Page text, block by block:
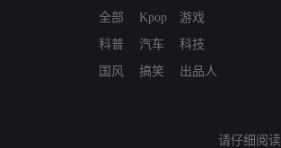
全部
科普
国风
Kpop
汽车
搞笑
游戏
科技
出品人
请仔细阅读